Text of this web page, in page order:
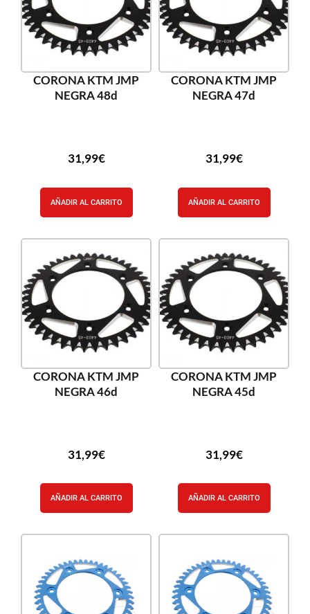
CORONA KTM JMP
NEGRA 48d
31,99€
AÑADIR AL CARRITO
CORONA KTM JMP
NEGRA 47d
31,99€
AÑADIR AL CARRITO
CORONA KTM JMP
NEGRA 46d
31,99€
AÑADIR AL CARRITO
CORONA KTM JMP
NEGRA 45d
31,99€
AÑADIR AL CARRITO